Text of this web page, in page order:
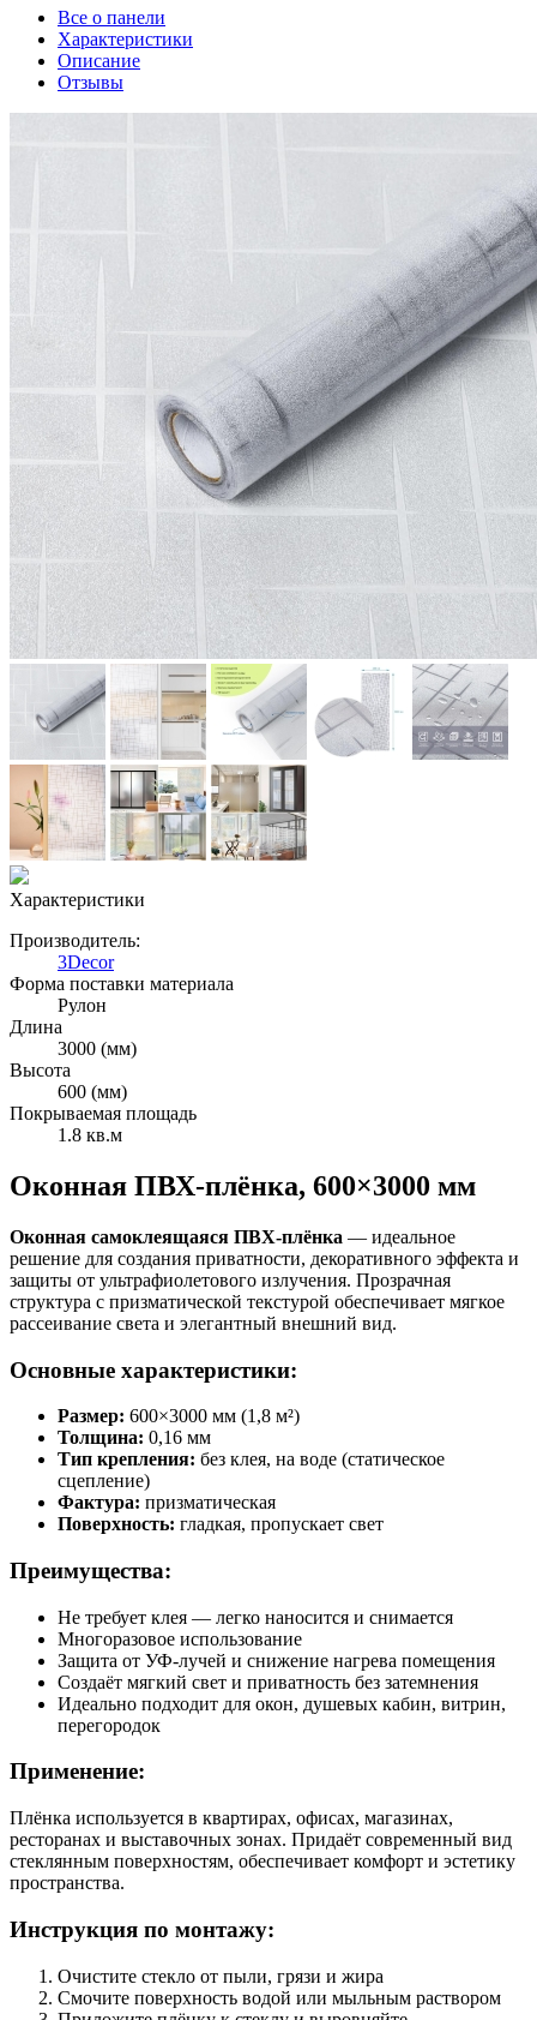
Все о панели
Характеристики
Описание
Отзывы
Характеристики
Производитель:
3Decor
Форма поставки материала
Рулон
Длина
3000 (мм)
Высота
600 (мм)
Покрываемая площадь
1.8 кв.м
Оконная ПВХ-плёнка, 600×3000 мм
Оконная самоклеящаяся ПВХ-плёнка — идеальное
решение для создания приватности, декоративного эффекта и
защиты от ультрафиолетового излучения. Прозрачная
структура с призматической текстурой обеспечивает мягкое
рассеивание света и элегантный внешний вид.
Основные характеристики:
Размер: 600×3000 мм (1,8 м²)
Толщина: 0,16 мм
Тип крепления: без клея, на воде (статическое
сцепление)
Фактура: призматическая
Поверхность: гладкая, пропускает свет
Преимущества:
Не требует клея — легко наносится и снимается
Многоразовое использование
Защита от УФ-лучей и снижение нагрева помещения
Создаёт мягкий свет и приватность без затемнения
Идеально подходит для окон, душевых кабин, витрин,
перегородок
Применение:
Плёнка используется в квартирах, офисах, магазинах,
ресторанах и выставочных зонах. Придаёт современный вид
стеклянным поверхностям, обеспечивает комфорт и эстетику
пространства.
Инструкция по монтажу:
Очистите стекло от пыли, грязи и жира
Смочите поверхность водой или мыльным раствором